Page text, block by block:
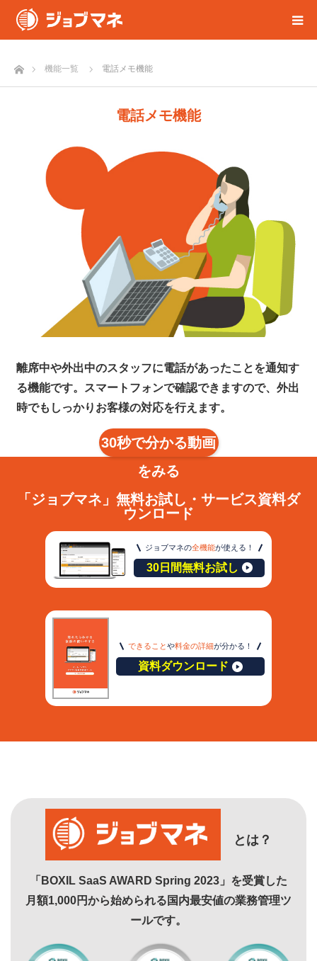
ホーム機能一覧 電話メモ機能
電話メモ機能
離席中や外出中のスタッフに電話があったことを通知す
る機能です。スマートフォンで確認できますので、外出
時でもしっかりお客様の対応を行えます。
30秒で分かる動画
をみる
「ジョブマネ」無料お試し・サービス資料ダ
ウンロード
ジョブマネの全機能が使える！
30日間無料お試し
できることや料金の詳細が分かる！
資料ダウンロード
とは？
「BOXIL SaaS AWARD Spring 2023」を受賞した
月額1,000円から始められる国内最安値の業務管理ツ
ールです。